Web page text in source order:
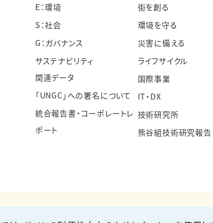
E：環境
S：社会
G：ガバナンス
サステナビリティ
関連データ
「UNGC」への署名について
統合報告書・コーポレートレ
ポート
街を創る
環境を守る
災害に備える
ライフサイクル
国際事業
IT・DX
技術研究所
熊谷組技術研究報告